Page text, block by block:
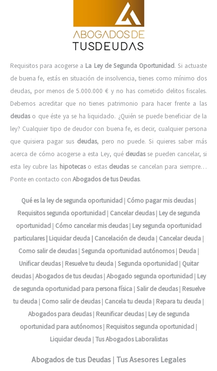
Requisitos para acogerse a La Ley de Segunda Oportunidad. Si actuaste
de buena fe, estás en situación de insolvencia, tienes como mínimo dos
deudas, por menos de 5.000.000 € y no has cometido delitos fiscales.
Debemos acreditar que no tienes patrimonio para hacer frente a las
deudaso que éste ya se ha liquidado. ¿Quién se puede beneficiar de la
ley? Cualquier tipo de deudor con buena fe, es decir, cualquier persona
que quisiera pagar sus deudas, pero no puede. Si quieres saber más
acerca de cómo acogerse a esta Ley, qué deudasse pueden cancelar, si
esta ley cubre las hipotecaso estas deudasse cancelan para siempre…
Ponte en contacto con Abogados de tus Deudas.
Qué es la ley de segunda oportunidad | Cómo pagar mis deudas|
Requisitos segunda oportunidad | Cancelar deudas| Ley de segunda
oportunidad| Cómo cancelar mis deudas| Ley segunda oportunidad
particulares | Liquidar deuda | Cancelación de deuda| Cancelar deuda|
Como salir de deudas| Segunda oportunidad autónomos| Deuda|
Unificar deudas| Resuelve tu deuda| Segunda oportunidad| Quitar
deudas| Abogados de tus deudas| Abogado segunda oportunidad | Ley
de segunda oportunidad para persona física| Salir de deudas| Resuelve
tu deuda | Como salir de deudas| Cancela tu deuda | Repara tu deuda |
Abogados para deudas| Reunificar deudas| Ley de segunda
oportunidad para autónomos| Requisitos segunda oportunidad |
Liquidar deuda | Tus Abogados Laboralistas
Abogados de tus Deudas| Tus Asesores Legales